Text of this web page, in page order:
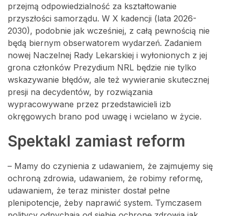
przejmą odpowiedzialność za kształtowanie
przyszłości samorządu. W X kadencji (lata 2026-
2030), podobnie jak wcześniej, z całą pewnością nie
będą biernym obserwatorem wydarzeń. Zadaniem
nowej Naczelnej Rady Lekarskiej i wyłonionych z jej
grona członków Prezydium NRL będzie nie tylko
wskazywanie błędów, ale też wywieranie skutecznej
presji na decydentów, by rozwiązania
wypracowywane przez przedstawicieli izb
okręgowych brano pod uwagę i wcielano w życie.
Spektakl zamiast reform
– Mamy do czynienia z udawaniem, że zajmujemy się
ochroną zdrowia, udawaniem, że robimy reformę,
udawaniem, że teraz minister dostał pełne
plenipotencje, żeby naprawić system. Tymczasem